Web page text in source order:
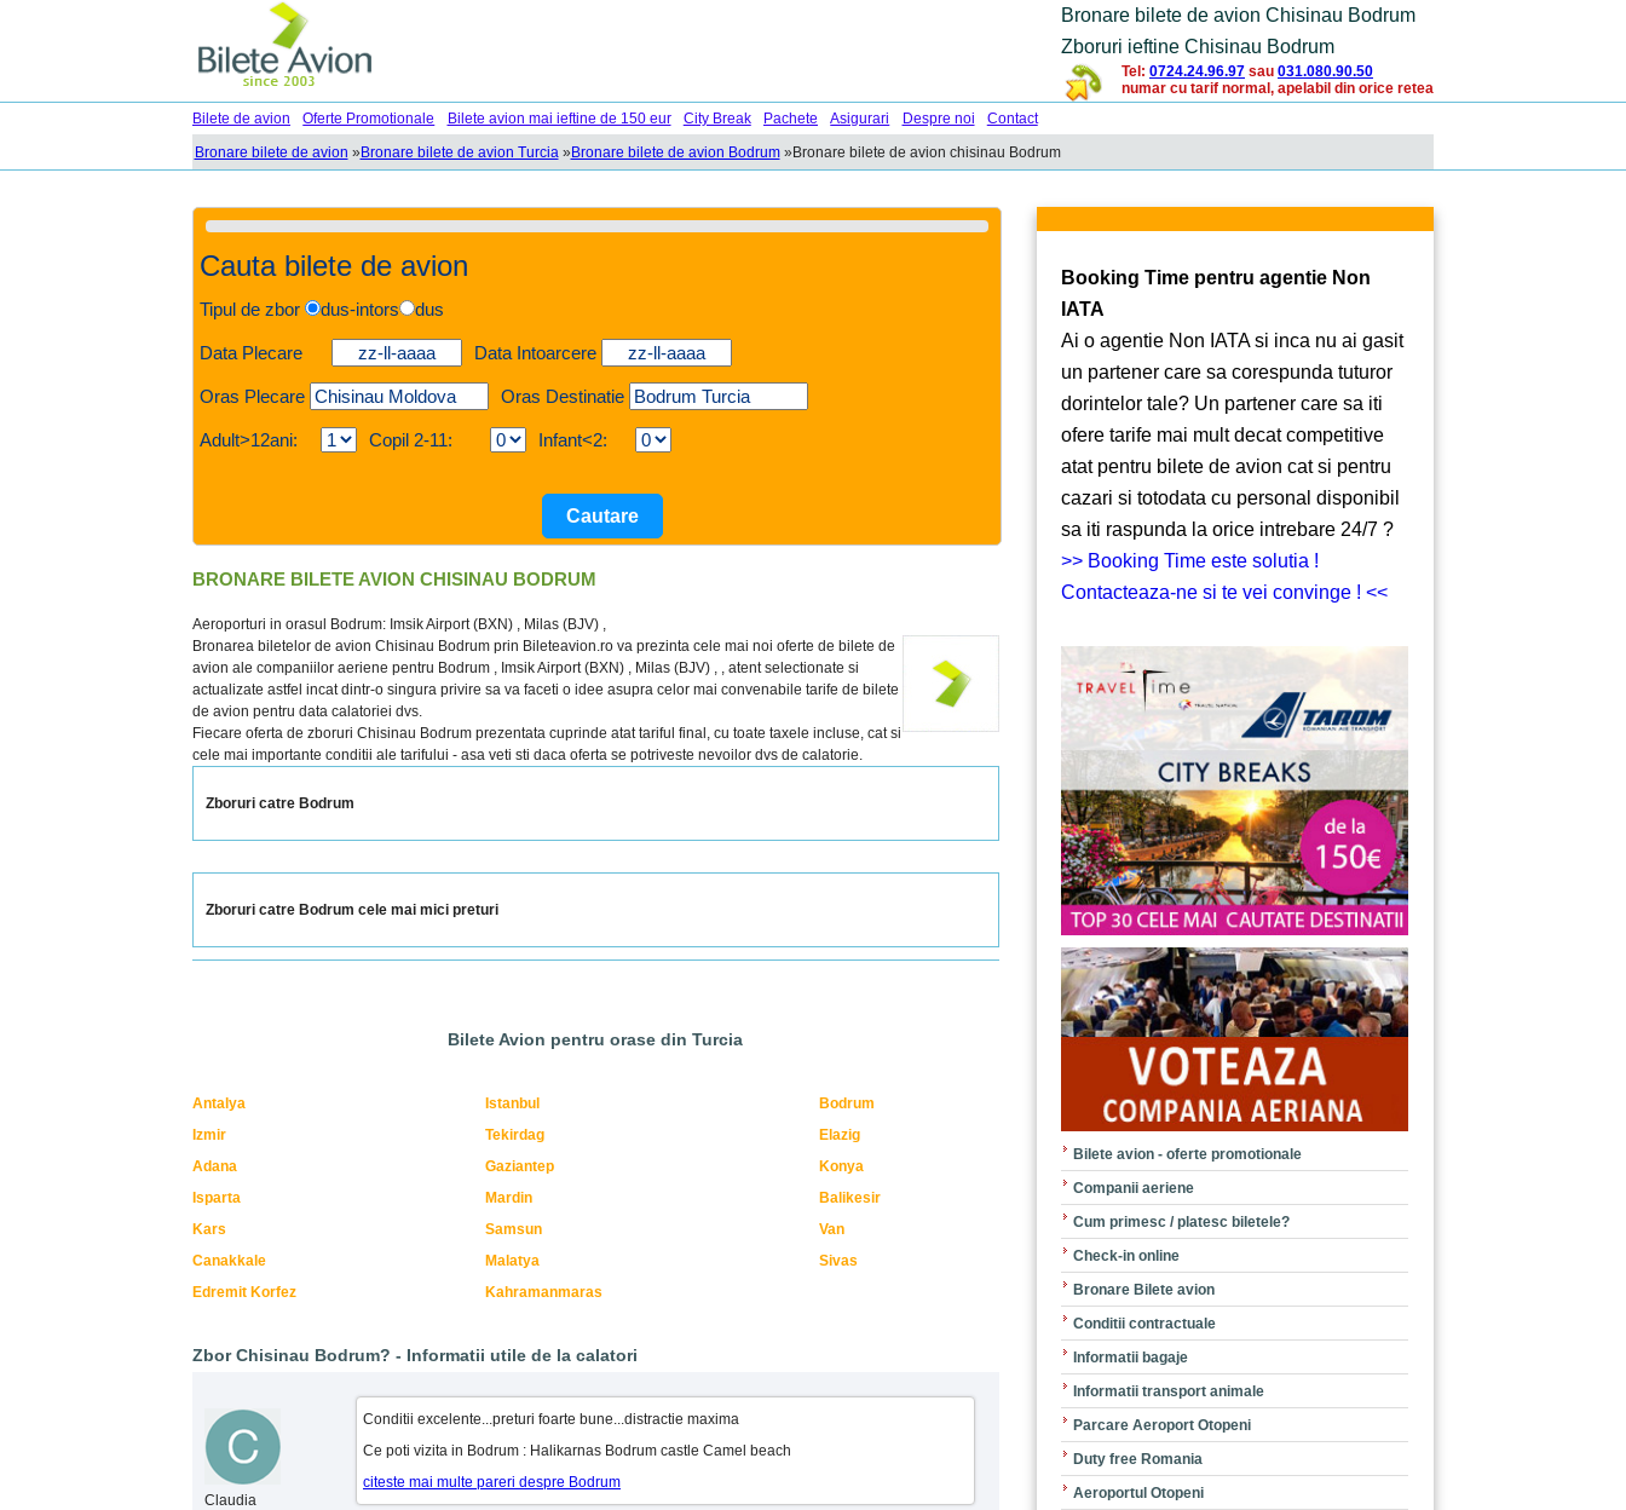
Bronare bilete de avion Chisinau Bodrum
Zboruri ieftine Chisinau Bodrum
Tel: 0724.24.96.97 sau 031.080.90.50
numar cu tarif normal, apelabil din orice retea
Bilete de avion
Oferte Promotionale Bilete avion mai ieftine de 150 eur City Break Pachete Asigurari Despre noi
Contact
Bronare bilete de avion »Bronare bilete de avion Turcia »Bronare bilete de avion Bodrum»Bronare bilete de avion chisinau Bodrum
Cauta bilete de avion
Tipul de zbor dus-intors dus
Data Plecare Data Intoarcere
Oras Plecare Oras Destinatie
Adult>12ani: Copil 2-11: Infant<2:
BRONARE BILETE AVION CHISINAU BODRUM
Aeroporturi in orasul Bodrum: Imsik Airport (BXN) , Milas (BJV) ,
Bronarea biletelor de avion Chisinau Bodrum prin Bileteavion.ro va prezinta cele mai noi oferte de bilete de
avion ale companiilor aeriene pentru Bodrum , Imsik Airport (BXN) , Milas (BJV) , , atent selectionate si
actualizate astfel incat dintr-o singura privire sa va faceti o idee asupra celor mai convenabile tarife de bilete
de avion pentru data calatoriei dvs.
Fiecare oferta de zboruri Chisinau Bodrum prezentata cuprinde atat tariful final, cu toate taxele incluse, cat si
cele mai importante conditii ale tarifului - asa veti sti daca oferta se potriveste nevoilor dvs de calatorie.
Zboruri catre Bodrum
Zboruri catre Bodrum cele mai mici preturi
Bilete Avion pentru orase din Turcia
Antalya Istanbul
Bodrum
Izmir
Tekirdag
Elazig
Adana
Gaziantep
Konya
Isparta
Mardin
Balikesir
Kars
Samsun
Van
Canakkale
Malatya
Sivas
Edremit Korfez
Kahramanmaras
Zbor Chisinau Bodrum? - Informatii utile de la calatori
Claudia
Conditii excelente...preturi foarte bune...distractie maxima
Ce poti vizita in Bodrum : Halikarnas Bodrum castle Camel beach
citeste mai multe pareri despre Bodrum
Booking Time pentru agentie Non
IATA
Ai o agentie Non IATA si inca nu ai gasit
un partener care sa corespunda tuturor
dorintelor tale? Un partener care sa iti
ofere tarife mai mult decat competitive
atat pentru bilete de avion cat si pentru
cazari si totodata cu personal disponibil
sa iti raspunda la orice intrebare 24/7 ?
>> Booking Time este solutia !
Contacteaza-ne si te vei convinge ! <<
Bilete avion - oferte promotionale
Companii aeriene
Cum primesc / platesc biletele?
Check-in online
Bronare Bilete avion
Conditii contractuale
Informatii bagaje
Informatii transport animale
Parcare Aeroport Otopeni
Duty free Romania
Aeroportul Otopeni